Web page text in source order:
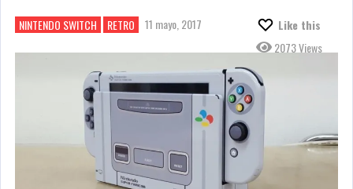
NINTENDO SWITCH RETRO 11 mayo, 2017
Like this
2073 Views